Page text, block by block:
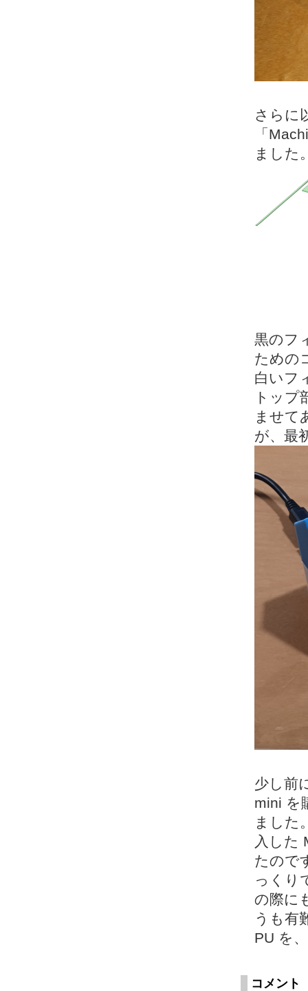
さらに
「
ました
黒のフ
ための
白いフ
トップ
ませて
が、最
少し前
mini を
ました
入した
たので
っくり
の際に
うも有
PU を
コメント